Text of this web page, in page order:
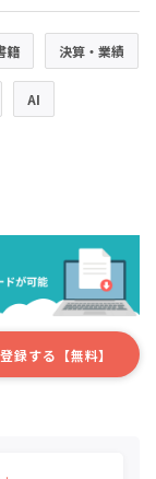
籍 決算・業績
AI
録する【無料】